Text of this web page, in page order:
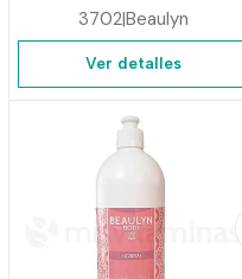
3702|Beaulyn
Ver detalles